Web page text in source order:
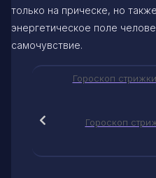
только на прическе, но
энергетическое поле
самочувствие.
Гороскоп
Гороскоп